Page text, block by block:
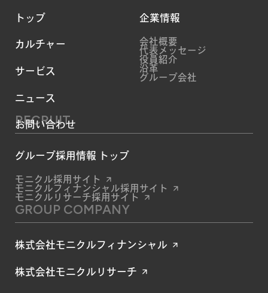
トップ
カルチャー
サービス
ニュース
お問い合わせ
企業情報
会社概要
代表メッセージ
役員紹介
沿革
グループ会社
RECRUIT
グループ採用情報 トップ
モニクル採用サイト
モニクルフィナンシャル採用サイト
モニクルリサーチ採用サイト
GROUP COMPANY
株式会社モニクルフィナンシャル
株式会社モニクルリサーチ